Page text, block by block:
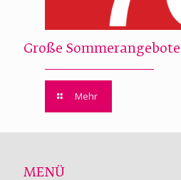
Große
Mehr
MENÜ